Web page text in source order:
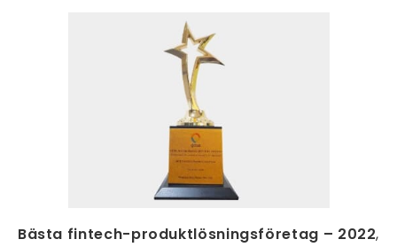
Bästa fintech-produktlösningsföretag – 2022,